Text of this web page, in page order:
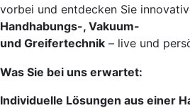
vorbei und entdecken Sie
Handhabungs-, Vakuum-
und Greifertechnik – live und
Was Sie bei uns erwartet:
Individuelle Lösungen aus einer